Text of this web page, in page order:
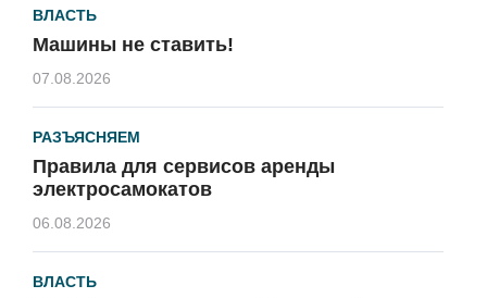
ВЛАСТЬ
Машины не ставить!
07.08.2026
РАЗЪЯСНЯЕМ
Правила для сервисов аренды
электросамокатов
06.08.2026
ВЛАСТЬ